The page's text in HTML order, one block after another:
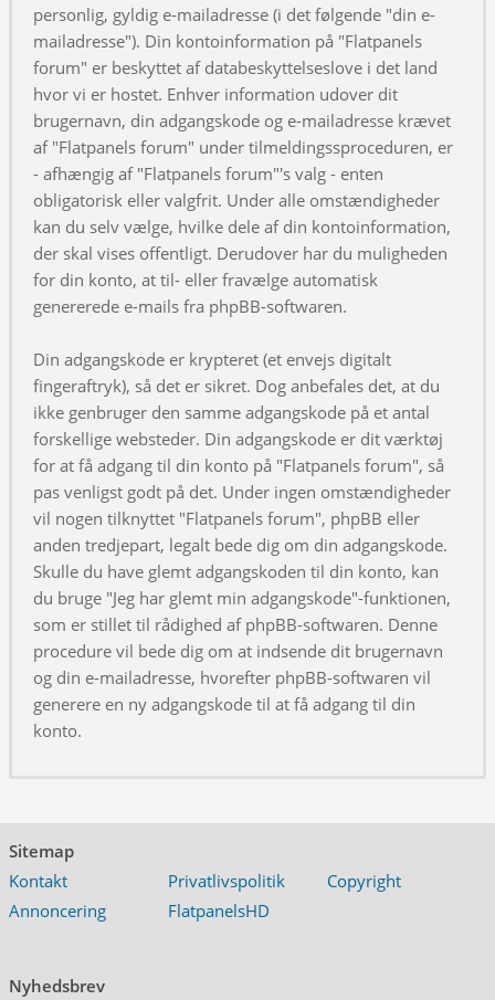
personlig, gyldig e-mailadresse (i det følgende "din e-
mailadresse"). Din kontoinformation på "Flatpanels
forum" er beskyttet af databeskyttelseslove i det land
hvor vi er hostet. Enhver information udover dit
brugernavn, din adgangskode og e-mailadresse krævet
af "Flatpanels forum" under tilmeldingssproceduren, er
- afhængig af "Flatpanels forum"'s valg - enten
obligatorisk eller valgfrit. Under alle omstændigheder
kan du selv vælge, hvilke dele af din kontoinformation,
der skal vises offentligt. Derudover har du muligheden
for din konto, at til- eller fravælge automatisk
genererede e-mails fra phpBB-softwaren.
Din adgangskode er krypteret (et envejs digitalt
fingeraftryk), så det er sikret. Dog anbefales det, at du
ikke genbruger den samme adgangskode på et antal
forskellige websteder. Din adgangskode er dit værktøj
for at få adgang til din konto på "Flatpanels forum", så
pas venligst godt på det. Under ingen omstændigheder
vil nogen tilknyttet "Flatpanels forum", phpBB eller
anden tredjepart, legalt bede dig om din adgangskode.
Skulle du have glemt adgangskoden til din konto, kan
du bruge "Jeg har glemt min adgangskode"-funktionen,
som er stillet til rådighed af phpBB-softwaren. Denne
procedure vil bede dig om at indsende dit brugernavn
og din e-mailadresse, hvorefter phpBB-softwaren vil
generere en ny adgangskode til at få adgang til din
konto.
Sitemap
Kontakt
Privatlivspolitik
Copyright
Annoncering
FlatpanelsHD
Nyhedsbrev